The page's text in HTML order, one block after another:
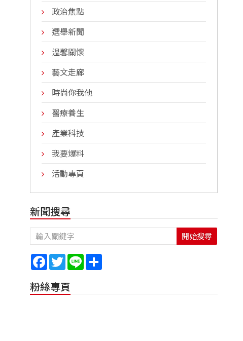
政治焦點
選舉新聞
溫馨關懷
藝文走廊
時尚你我他
醫療養生
產業科技
我要爆料
活動專頁
新聞搜尋
開始搜尋
Facebook
TwitterLine
粉絲專頁